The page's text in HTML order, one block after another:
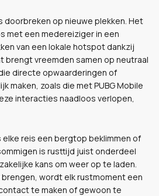
doorbreken op nieuwe plekken. Het
met een medereiziger in een
van een lokale hotspot dankzij
brengt vreemden samen op neutraal
directe opwaarderingen of
maken, zoals die met PUBG Mobile
interacties naadloos verlopen,
reis een bergtop beklimmen of
is rusttijd juist onderdeel
kans om weer op te laden.
wordt elk rustmoment een
te maken of gewoon te